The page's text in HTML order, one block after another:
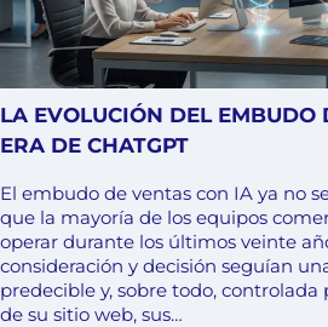
LA EVOLUCIÓN DEL EMBUDO
ERA DE CHATGPT
El embudo de ventas con IA ya no
que la mayoría de los equipos
operar durante los últimos veinte
consideración y decisión seguían
predecible y, sobre todo, controlada
de su sitio web, sus…